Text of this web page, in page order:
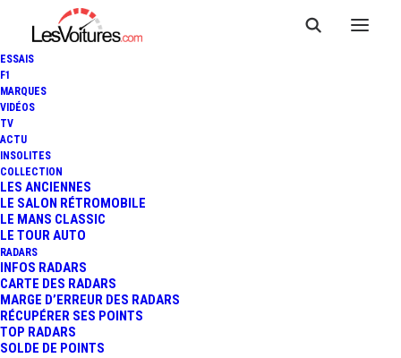
ESSAIS
F1
MARQUES
VIDÉOS
TV
ACTU
INSOLITES
COLLECTION
LES ANCIENNES
LE SALON RÉTROMOBILE
LE MANS CLASSIC
LE TOUR AUTO
RADARS
INFOS RADARS
CARTE DES RADARS
MARGE D’ERREUR DES RADARS
RÉCUPÉRER SES POINTS
TOP RADARS
SOLDE DE POINTS
26 février 2026